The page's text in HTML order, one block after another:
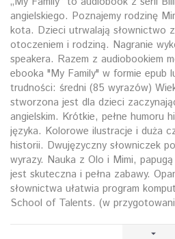
angielskiego. Poznajemy rodzinę
kota. Dzieci utrwalają słownictwo
otoczeniem i rodziną. Nagranie
speakera. Razem z audiobookiem
ebooka "My Family" w formie epub
trudności: średni (85 wyrazów)
stworzona jest dla dzieci
angielskim. Krótkie, pełne humoru
języka. Kolorowe ilustracje i duża
historii. Dwujęzyczny słowniczek
wyrazy. Nauka z Olo i Mimi,
jest skuteczna i pełna zabawy.
słownictwa ułatwia program
School of Talents. (w